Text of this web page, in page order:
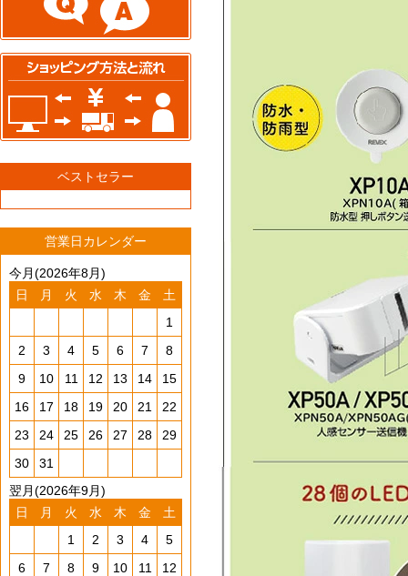
ベストセラー
営業日カレンダー
今月(2026年8月)
日
月 火 水 木 金
土
1
2
3 4 5 6 7
8
9
10 11 12 13 14
15
16
17 18 19 20 21
22
23
24 25 26 27 28
29
30
31
翌月(2026年9月)
日
月 火 水 木 金
土
1
2 3 4
5
6
7 8 9 10 11
12